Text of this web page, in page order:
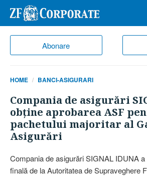
Abonare
HOME BANCI-ASIGURARI
Compania de asigurări
obţine aprobarea ASF
pachetului majoritar al
Asigurări
Compania de asigurări SIGNAL IDUNA
finală de la Autoritatea de Supraveghere